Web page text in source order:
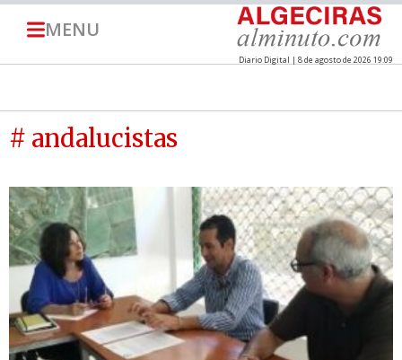
MENU
Diario Digital | 8 de agosto de 2026 19:09
# andalucistas